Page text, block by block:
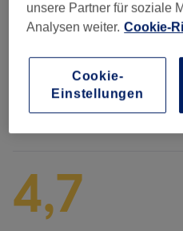
Nagelmodellage (3 )
Nageldesign (zubuchbar) 2
4,7
unsere Partner für soziale
Analysen weiter. Cookie-
Cookie-
Einstellungen